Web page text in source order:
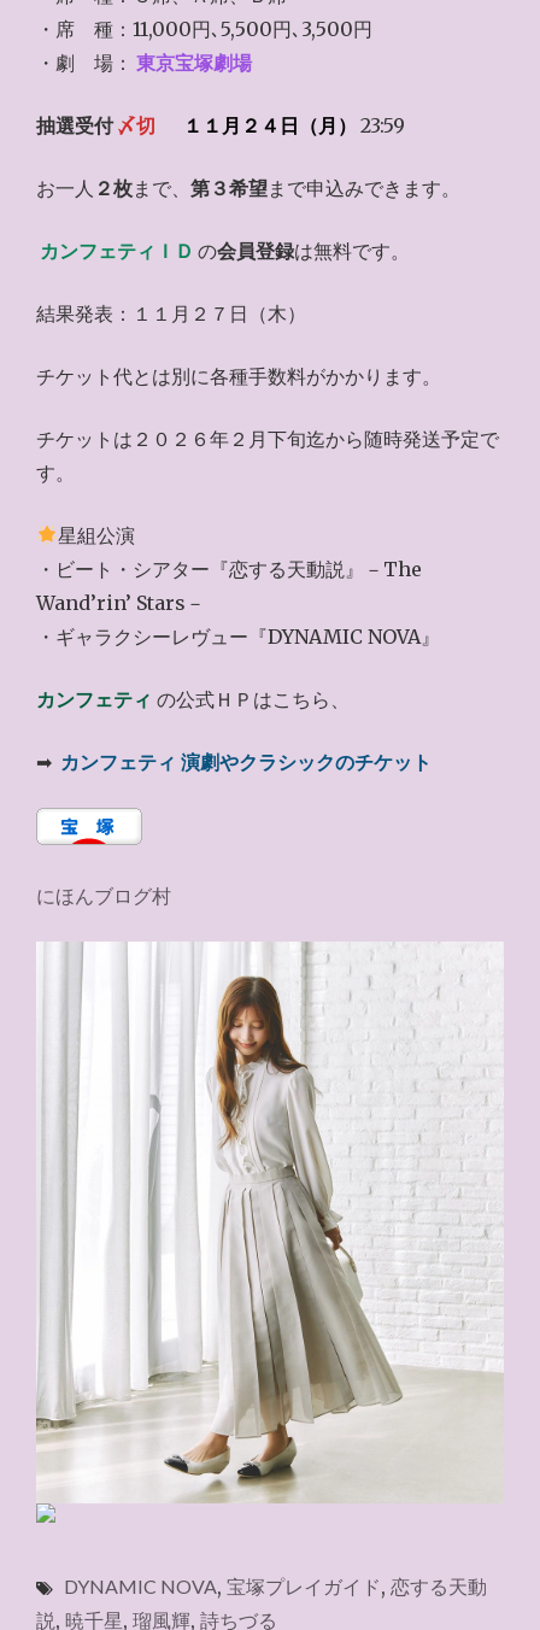
・席 種：11,000円､5,500円､3,500円
・劇 場： 東京宝塚劇場
抽選受付 〆切 １１月２４日（月） 23:59
お一人 ２枚まで、 第３希望まで申込みできます。
カンフェティＩＤ の会員登録は無料です。
結果発表：１１月２７日（木）
チケット代とは別に各種手数料がかかります。
チケットは２０２６年２月下旬迄から随時発送予定で
す。
星組公演
・ビート・シアター『恋する天動説』－The
Wand’rin’ Stars－
・ギャラクシーレヴュー『DYNAMIC NOVA』
カンフェティ の公式ＨＰはこちら、
➡ カンフェティ 演劇やクラシックのチケット
にほんブログ村
DYNAMIC NOVA, 宝塚プレイガイド, 恋する天動
説, 暁千星, 瑠風輝, 詩ちづる